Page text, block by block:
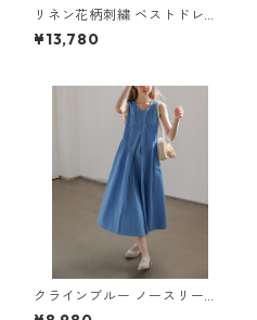
リネン花柄刺繍 ベストドレス
Y 260029
¥13,780
クラインブルー ノースリーブ
ロングドレス H 260113